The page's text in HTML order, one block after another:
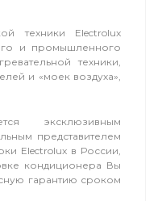
техники Electrolux
и промышленного
техники,
и «моек воздуха»,
эксклюзивным
представителем
Electrolux в России,
кондиционера Вы
гарантию сроком